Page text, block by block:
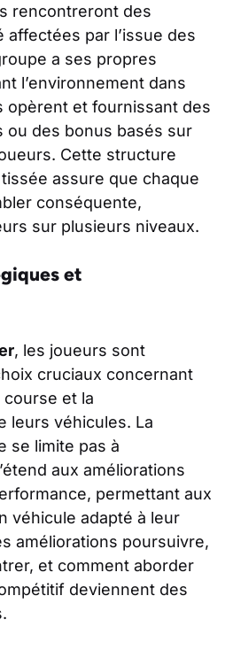
rencontreront des
par l’issue des
a ses propres
l’environnement dans
opèrent et fournissant des
ou des bonus basés sur
Cette structure
assure que chaque
conséquente,
sur plusieurs niveaux.
et
, les joueurs sont
cruciaux concernant
et la
leurs véhicules. La
se limite pas à
aux améliorations
permettant aux
véhicule adapté à leur
améliorations poursuivre,
et comment aborder
deviennent des